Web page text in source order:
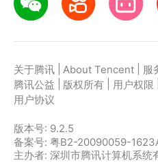
关于腾讯 About Tencent 服
腾讯公益
版权所有 用户权限
用户协议
版本号: 9.2.5
备案号: 粤B2-20090059-
主办者: 深圳市腾讯计算机系统